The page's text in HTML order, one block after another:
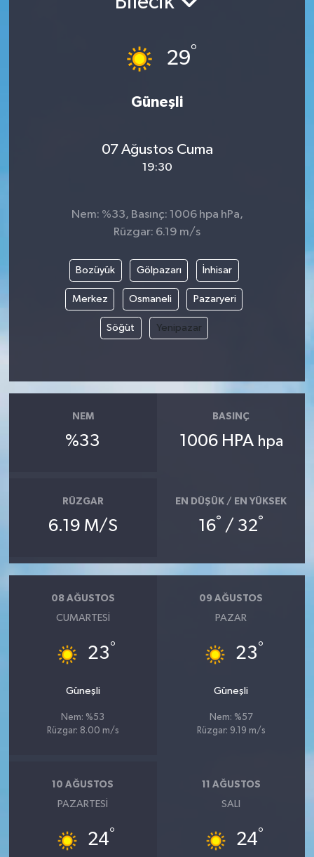
29°
Güneşli
07 Ağustos Cuma
19:30
Nem: %33, Basınç: 1006 hpa hPa,
Rüzgar: 6.19 m/s
Bozüyük Gölpazarı İnhisar
Merkez Osmaneli Pazaryeri
Söğüt Yenipazar
NEM
%33
BASINÇ
1006 HPA hpa
RÜZGAR
6.19 M/S
EN DÜŞÜK / EN YÜKSEK
16° / 32°
08 AĞUSTOS
CUMARTESI
23°
Güneşli
Nem: %53
Rüzgar: 8.00 m/s
09 AĞUSTOS
PAZAR
23°
Güneşli
Nem: %57
Rüzgar: 9.19 m/s
10 AĞUSTOS
PAZARTESI
24°
11 AĞUSTOS
SALI
24°